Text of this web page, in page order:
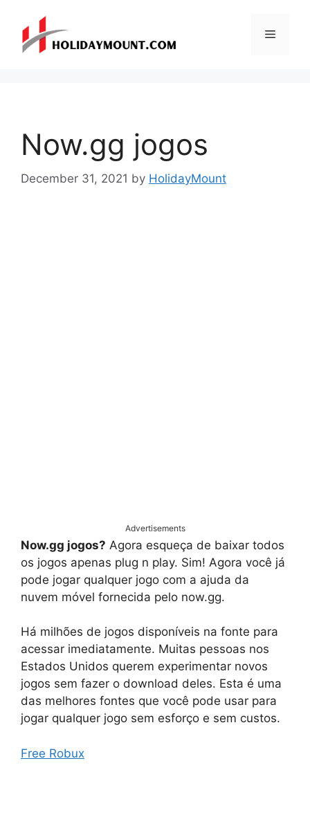
content
Menu
Now.gg jogos
December 31, 2021 by HolidayMount
Advertisements
Now.gg jogos? Agora esqueça de baixar todos
os jogos apenas plug n play. Sim! Agora você já
pode jogar qualquer jogo com a ajuda da
nuvem móvel fornecida pelo now.gg.
Há milhões de jogos disponíveis na fonte para
acessar imediatamente. Muitas pessoas nos
Estados Unidos querem experimentar novos
jogos sem fazer o download deles. Esta é uma
das melhores fontes que você pode usar para
jogar qualquer jogo sem esforço e sem custos.
Free Robux